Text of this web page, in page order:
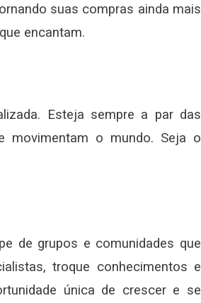
suas compras ainda mais
encantam.
Esteja sempre a par das
movimentam o mundo. Seja o
de grupos e comunidades que
troque conhecimentos e
única de crescer e se